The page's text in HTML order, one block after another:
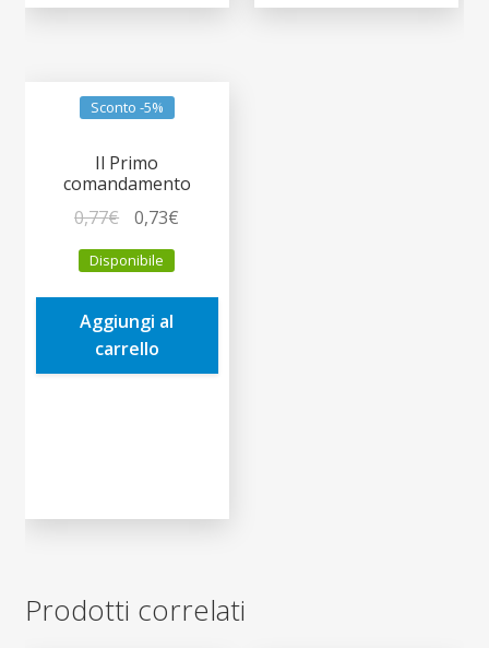
Sconto -5%
Il Primo
comandamento
0,77€
prezzo
originale
era:
0,77€.
0,73€
è:
Disponibile
Aggiungi al
carrello
Prodotti correlati